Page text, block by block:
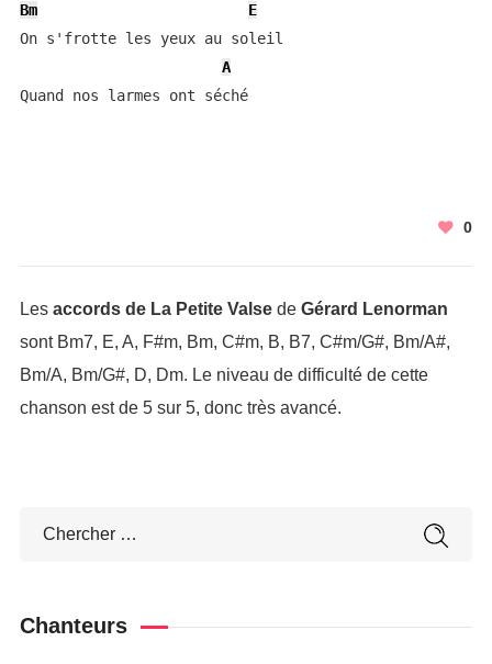
Bm
E
On s'frotte les yeux au soleil
A
Quand nos larmes ont séché
0
Les accords de La Petite Valsede Gérard Lenorman
sont Bm7, E, A, F#m, Bm, C#m, B, B7, C#m/G#, Bm/A#,
Bm/A, Bm/G#, D, Dm. Le niveau de difficulté de cette
chanson est de 5 sur 5, donc très avancé.
Chanteurs